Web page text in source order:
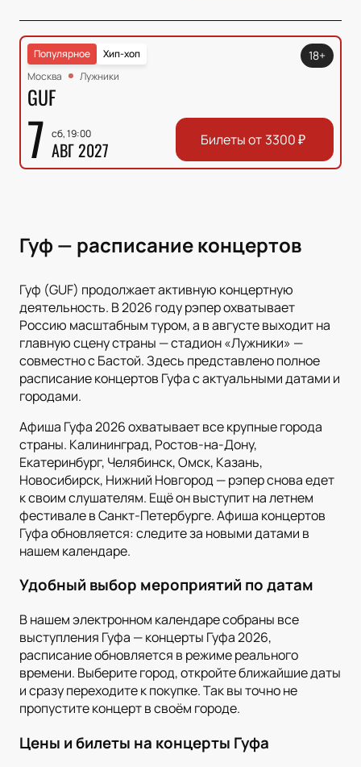
Хип-хоп
Популярное
Москва
Лужники
GUF
7 сб, 19:00
АВГ 2027
18+
Билеты от 3300₽
Гуф — расписание концертов
Гуф (GUF) продолжает активную концертную
деятельность. В 2026 году рэпер охватывает
Россию масштабным туром, а в августе выходит на
главную сцену страны — стадион «Лужники» —
совместно с Бастой. Здесь представлено полное
расписание концертов Гуфа с актуальными датами и
городами.
Афиша Гуфа 2026 охватывает все крупные города
страны. Калининград, Ростов-на-Дону,
Екатеринбург, Челябинск, Омск, Казань,
Новосибирск, Нижний Новгород — рэпер снова едет
к своим слушателям. Ещё он выступит на летнем
фестивале в Санкт-Петербурге. Афиша концертов
Гуфа обновляется: следите за новыми датами в
нашем календаре.
Удобный выбор мероприятий по датам
В нашем электронном календаре собраны все
выступления Гуфа — концерты Гуфа 2026,
расписание обновляется в режиме реального
времени. Выберите город, откройте ближайшие даты
и сразу переходите к покупке. Так вы точно не
пропустите концерт в своём городе.
Цены и билеты на концерты Гуфа